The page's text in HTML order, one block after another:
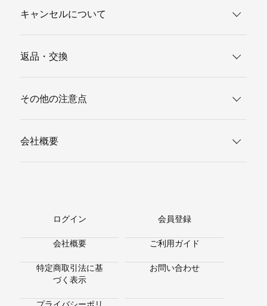
キャンセルについて
返品・交換
その他の注意点
会社概要
ログイン 会員登録
会社概要 ご利用ガイド
特定商取引法に基
づく表示
お問い合わせ